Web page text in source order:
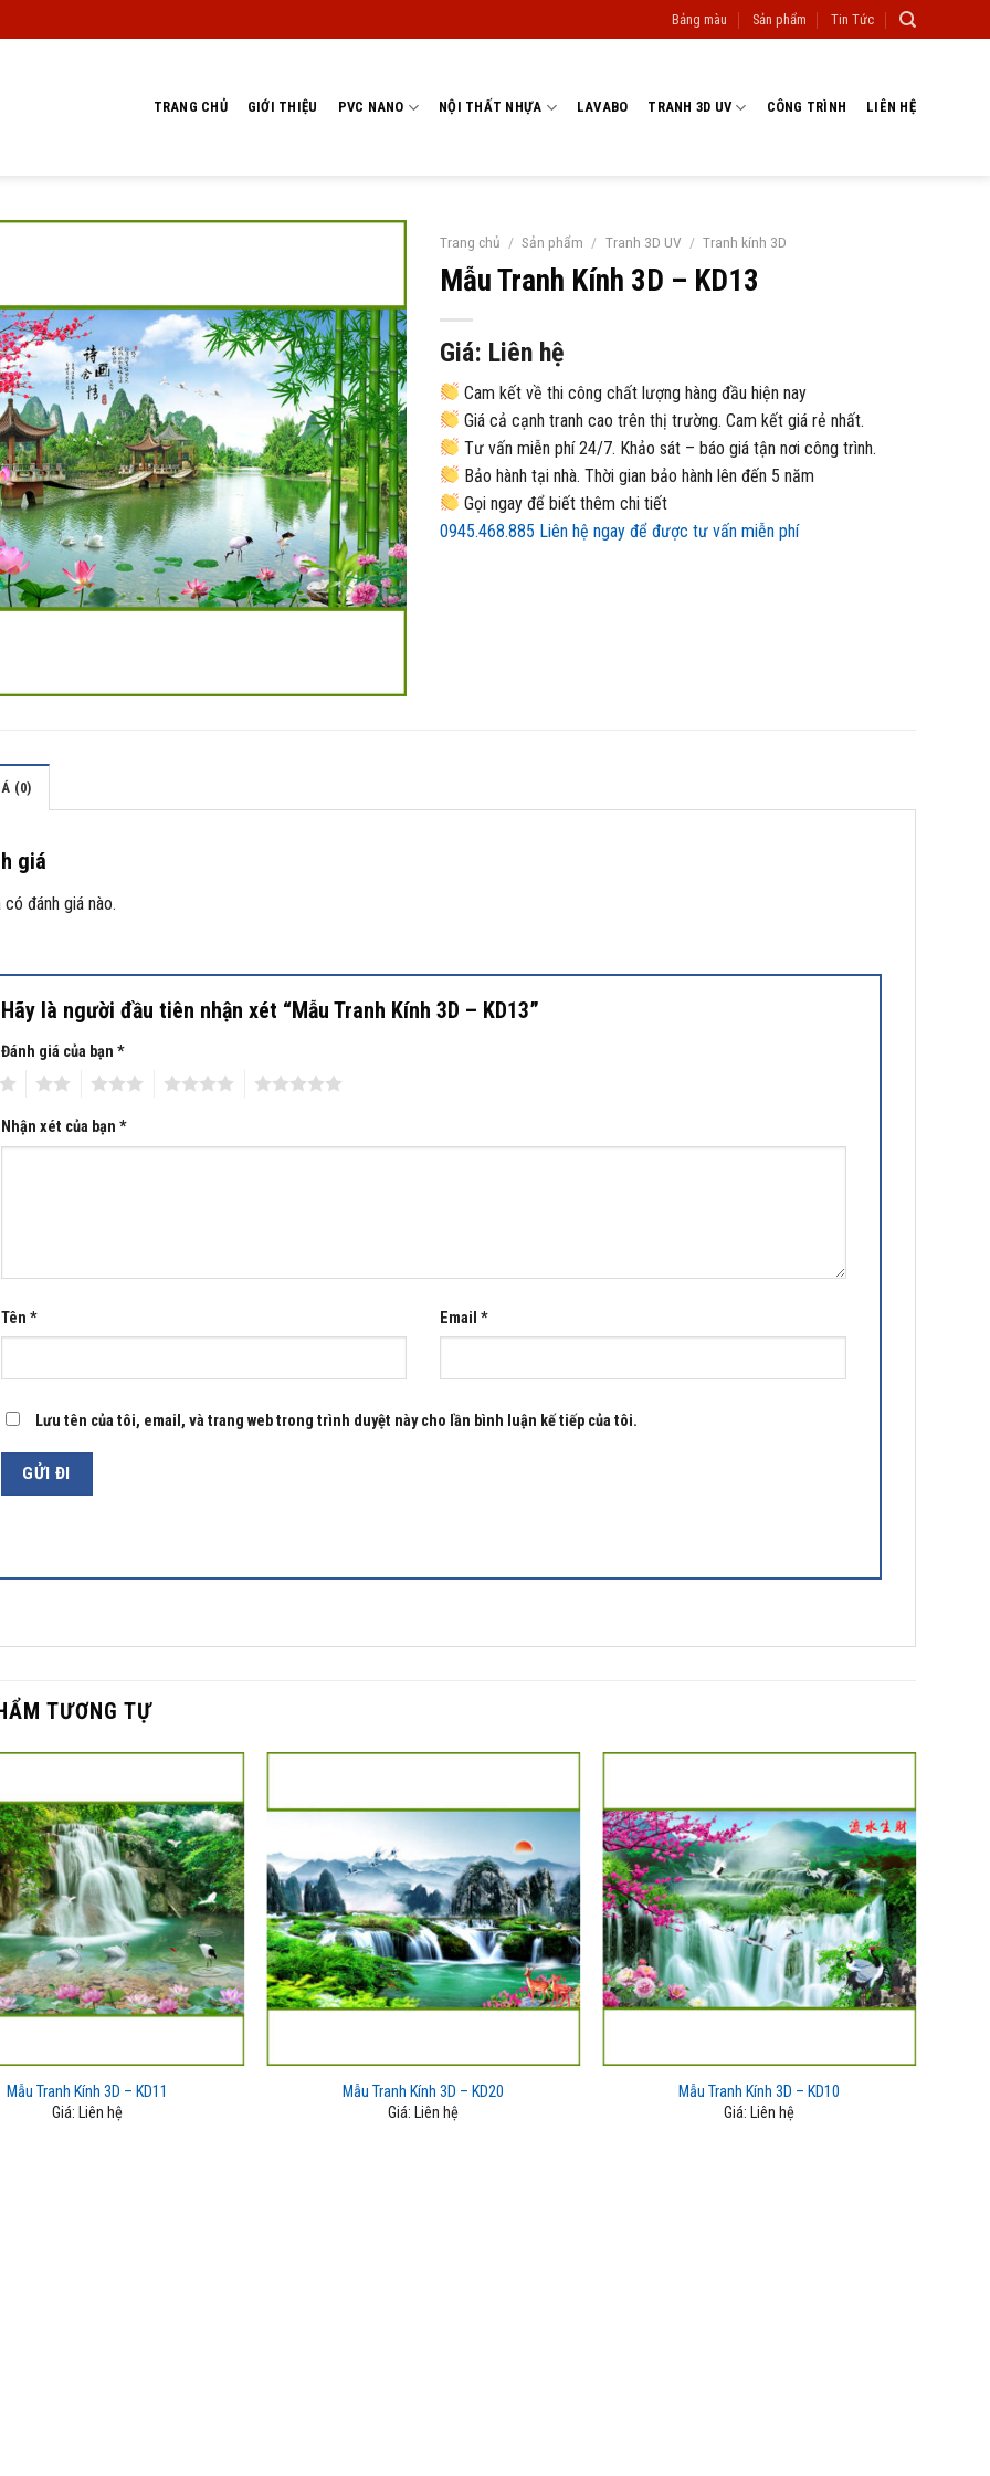
Bảng màu Sản phẩm Tin Tức
TRANG CHỦ GIỚI THIỆU PVC NANO NỘI THẤT NHỰA LAVABO TRANH 3D UV CÔNG TRÌNH LIÊN HỆ
Trang chủ / Sản phẩm / Tranh 3D UV / Tranh kính 3D
Mẫu Tranh Kính 3D – KD13
Giá: Liên hệ
Cam kết về thi công chất lượng hàng đầu hiện nay
Giá cả cạnh tranh cao trên thị trường. Cam kết giá rẻ nhất.
Tư vấn miễn phí 24/7. Khảo sát – báo giá tận nơi công trình.
Bảo hành tại nhà. Thời gian bảo hành lên đến 5 năm
Gọi ngay để biết thêm chi tiết
0945.468.885 Liên hệ ngay để được tư vấn miễn phí
(0)
giá
có đánh giá nào.
Hãy là người đầu tiên nhận xét “Mẫu Tranh Kính 3D – KD13”
Đánh giá của bạn *
Nhận xét của bạn *
Tên * Email*
Lưu tên của tôi, email, và trang web trong trình duyệt này cho lần bình luận kế tiếp của tôi.
TƯƠNG TỰ
Mẫu Tranh Kính 3D – KD11
Giá: Liên hệ
Mẫu Tranh Kính 3D – KD20
Giá: Liên hệ
Mẫu Tranh Kính 3D – KD10
Giá: Liên hệ